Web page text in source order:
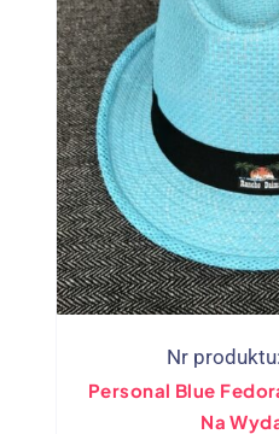
Nr
Personal Blue
Na